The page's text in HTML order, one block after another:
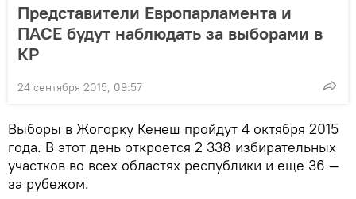
Представители Европарламента и
ПАСЕ будут наблюдать за выборами в
КР
24 сентября 2015, 09:57
Выборы в Жогорку Кенеш пройдут 4 октября 2015
года. В этот день откроется 2 338 избирательных
участков во всех областях республики и еще 36 —
за рубежом.